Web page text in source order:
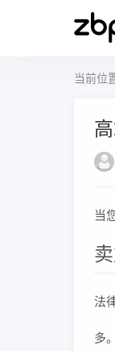
当前位
当
法
多